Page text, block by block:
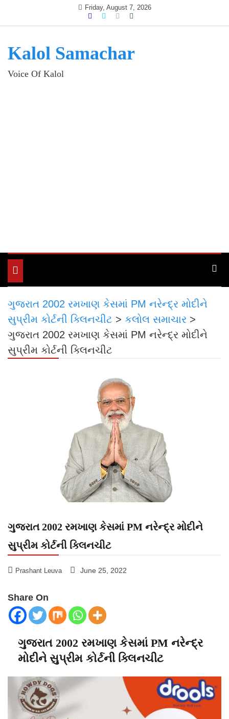
Friday, August 7, 2026
Kalol Samachar
Voice Of Kalol
Toggle
navigation
ગુજરાત 2002 રમખાણ કેસમાં PM નરેન્દ્ર મોદીને
સુપ્રીમ કોર્ટની ક્લિનચીટ > કલોલ સમાચાર >
ગુજરાત 2002 રમખાણ કેસમાં PM નરેન્દ્ર મોદીને
સુપ્રીમ કોર્ટની ક્લિનચીટ
ગુજરાત 2002 રમખાણ કેસમાં PM નરેન્દ્ર મોદીને
સુપ્રીમ કોર્ટની ક્લિનચીટ
Prashant Leuva June 25, 2022
Share On
ગુજરાત 2002 રમખાણ કેસમાં PM નરેન્દ્ર
મોદીને સુપ્રીમ કોર્ટની ક્લિનચીટ